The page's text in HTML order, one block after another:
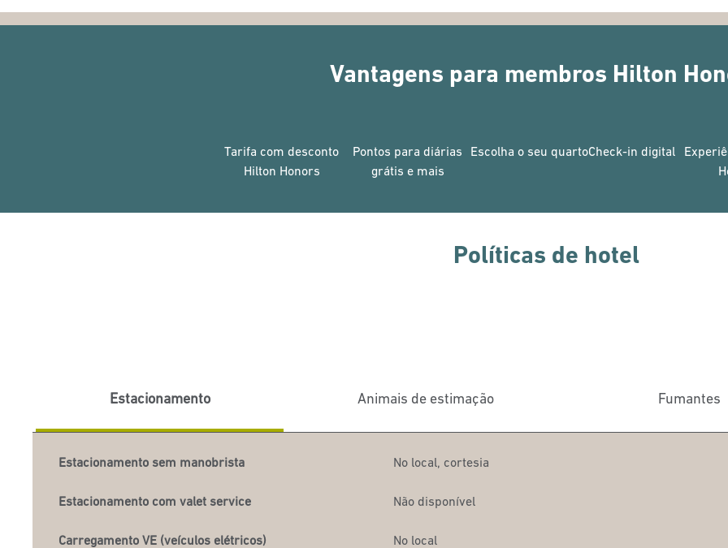
Vantagens para membros Hilton
Tarifa com desconto
Hilton Honors
Pontos para diárias
grátis e mais
Escolha o seu quartoCheck-in digital
Políticas de hotel
Estacionamento Animais de estimação Fumantes
Estacionamento sem manobrista No local, cortesia
Estacionamento com valet service Não disponível
Carregamento VE (veículos elétricos) No local